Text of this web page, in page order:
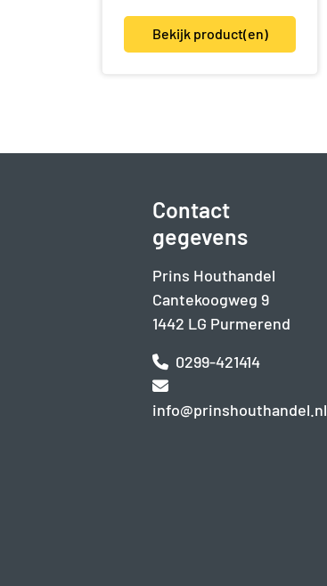
Bekijk product(en)
Contact
gegevens
Prins Houthandel
Cantekoogweg 9
1442 LG Purmerend
0299-421414
info@prinshouthandel.nl